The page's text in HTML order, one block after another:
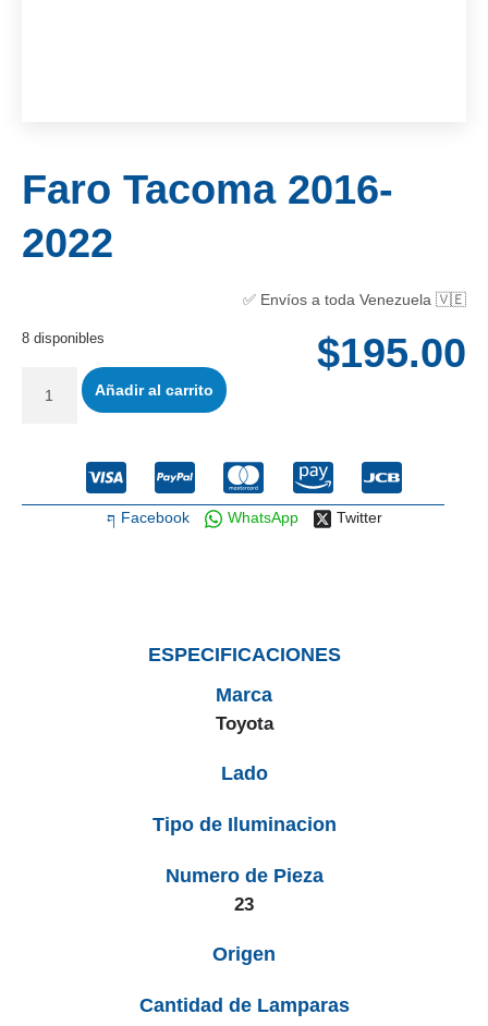
Faro Tacoma 2016-
2022
✅ Envíos a toda Venezuela 🇻🇪
$195.00
8 disponibles
Añadir al carrito
Facebook WhatsApp Twitter
ESPECIFICACIONES
Marca
Toyota
Lado
Tipo de Iluminacion
Numero de Pieza
23
Origen
Cantidad de Lamparas